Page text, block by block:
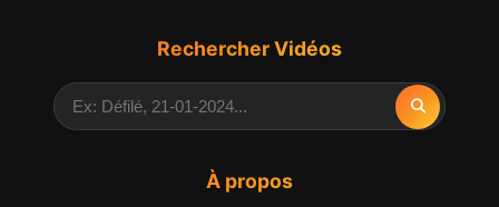
À propos
Rechercher Vidéos